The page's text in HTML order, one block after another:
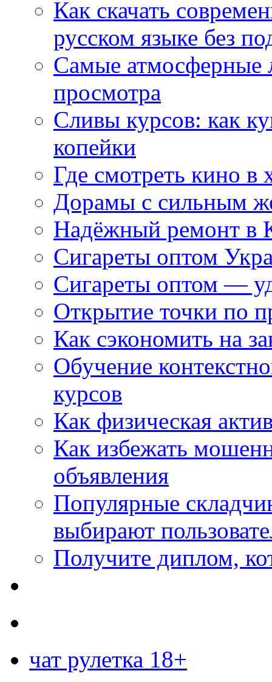
Как скачать
русском языке без
Самые атмосферные
просмотра
Сливы курсов: как
копейки
Где смотреть кино в
Дорамы с сильным
Надёжный ремонт в
Сигареты оптом
Сигареты оптом —
Открытие точки по
Как сэкономить на
Обучение
курсов
Как физическая
Как избежать
объявления
Популярные
выбирают
Получите диплом,
чат рулетка 18+